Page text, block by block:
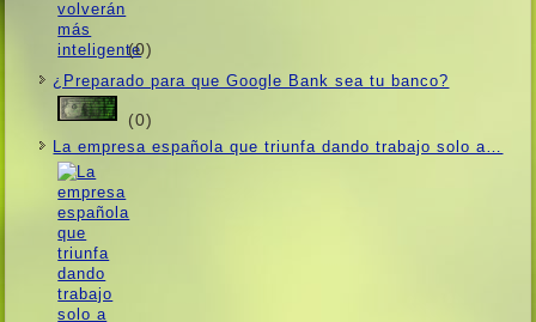
(0)
¿Preparado para que Google Bank sea tu banco?
(0)
La empresa española que triunfa dando trabajo solo a…